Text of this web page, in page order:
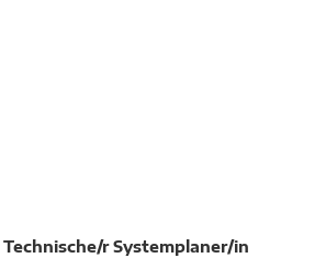
r Systemplaner/in